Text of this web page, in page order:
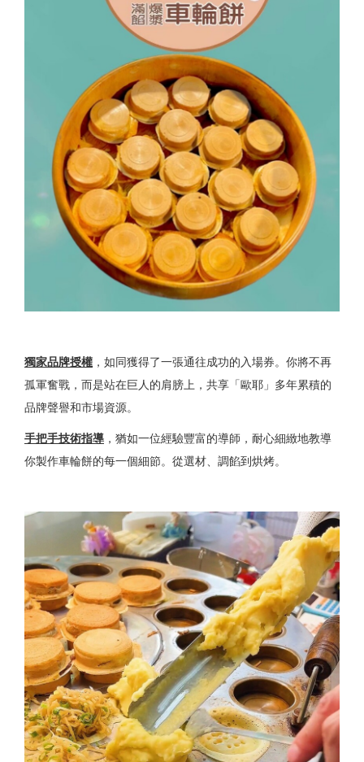
獨家品牌授權 ，如同獲得了一張通往成功的入場券。你將不再
孤軍奮戰，而是站在巨人的肩膀上，共享「歐耶」多年累積的
品牌聲譽和市場資源。
手把手技術指導 ，猶如一位經驗豐富的導師，耐心細緻地教導
你製作車輪餅的每一個細節。從選材、調餡到烘烤。